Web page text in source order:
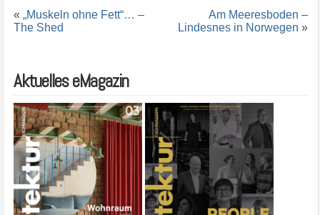
« „Muskeln ohne Fett“… –
The Shed
Am Meeresboden –
Lindesnes in Norwegen »
Aktuelles eMagazin